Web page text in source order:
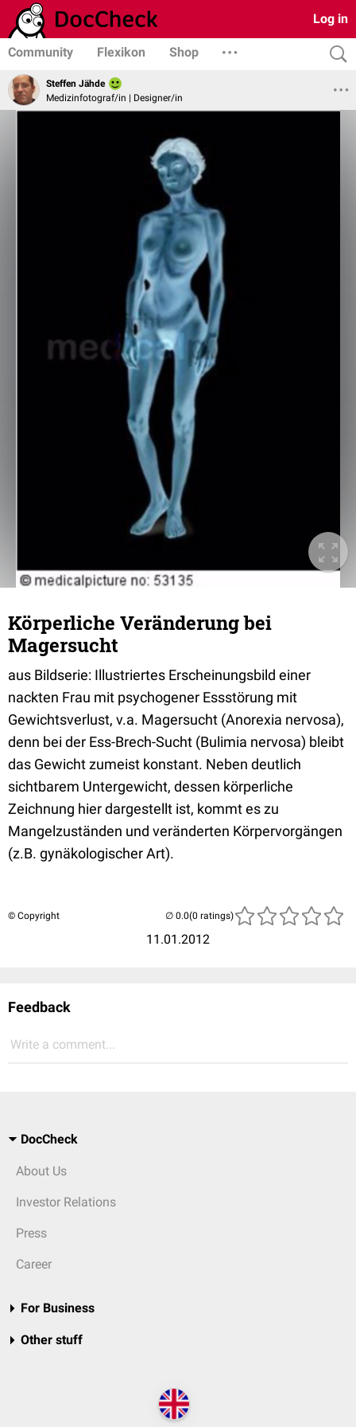
Log in
Community Flexikon Shop
Steffen Jähde
Medizinfotograf/in | Designer/in
Körperliche Veränderung bei
Magersucht
aus Bildserie: Illustriertes Erscheinungsbild einer
nackten Frau mit psychogener Essstörung mit
Gewichtsverlust, v.a. Magersucht (Anorexia nervosa),
denn bei der Ess-Brech-Sucht (Bulimia nervosa) bleibt
das Gewicht zumeist konstant. Neben deutlich
sichtbarem Untergewicht, dessen körperliche
Zeichnung hier dargestellt ist, kommt es zu
Mangelzuständen und veränderten Körpervorgängen
(z.B. gynäkologischer Art).
© Copyright
11.01.2012
(0 ratings)
Feedback
Write a comment...
DocCheck
About Us
Investor Relations
Press
Career
For Business
Other stuff